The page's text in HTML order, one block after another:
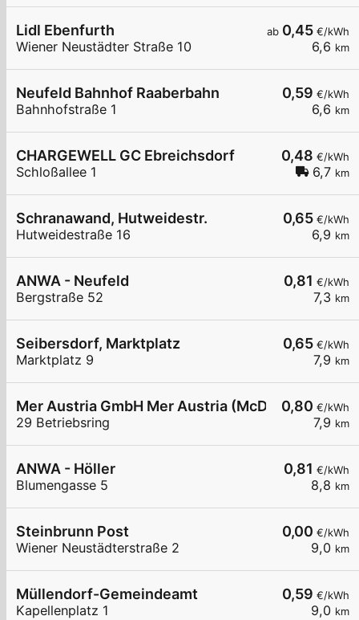
ab 0,45 €/kWh
6,6 km
Lidl Ebenfurth
Wiener Neustädter Straße 10
0,59 €/kWh
6,6 km
Neufeld Bahnhof Raaberbahn
Bahnhofstraße 1
0,48 €/kWh
6,7 km
CHARGEWELL GC Ebreichsdorf
Schloßallee 1
0,65 €/kWh
6,9 km
Schranawand, Hutweidestr.
Hutweidestraße 16
0,81 €/kWh
7,3 km
ANWA - Neufeld
Bergstraße 52
0,65 €/kWh
7,9 km
Seibersdorf, Marktplatz
Marktplatz 9
0,80 €/kWh
7,9 km
Mer Austria GmbH Mer Austria (McD) -
29 Betriebsring
0,81 €/kWh
8,8 km
ANWA - Höller
Blumengasse 5
0,00 €/kWh
9,0 km
Steinbrunn Post
Wiener Neustädterstraße 2
0,59 €/kWh
9,0 km
Müllendorf-Gemeindeamt
Kapellenplatz 1